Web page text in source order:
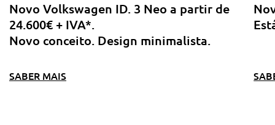
Novo Volkswagen ID. 3 Neo a partir de
24.600€ + IVA*.
Novo conceito. Design minimalista.
SABER MAIS